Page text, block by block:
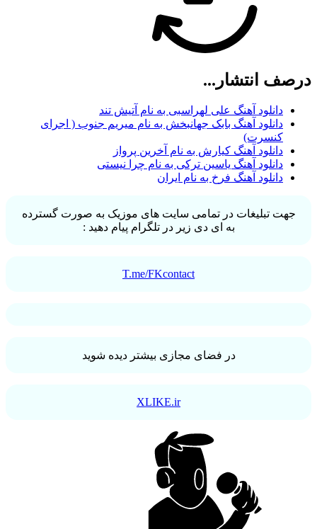
درصف انتشار...
دانلود آهنگ علی لهراسبی به نام آتیش تند
دانلود آهنگ بابک جهانبخش به نام میریم جنوب ( اجرای
کنسرت)
دانلود آهنگ کیارش به نام آخرین پرواز
دانلود آهنگ یاسین ترکی به نام چرا نیستی
دانلود آهنگ فرخ به نام ایران
جهت تبلیغات در تمامی سایت های موزیک به صورت گسترده
به ای دی زیر در تلگرام پیام دهید :
T.me/FKcontact
در فضای مجازی بیشتر دیده شوید
XLIKE.ir